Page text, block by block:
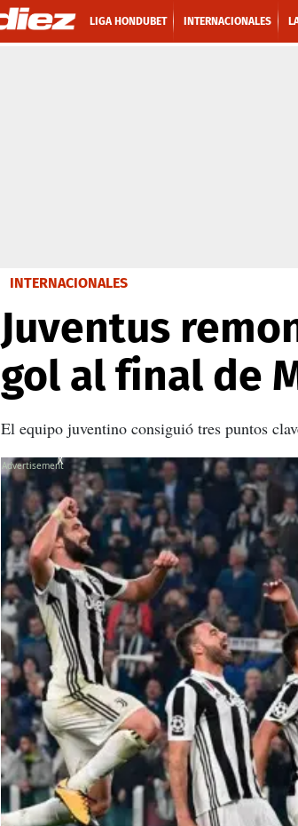
LIGA HONDUBET INTERNACIONALES
INTERNACIONALES
Juventus
gol al final de
El equipo juventino consiguió tres puntos
X
X